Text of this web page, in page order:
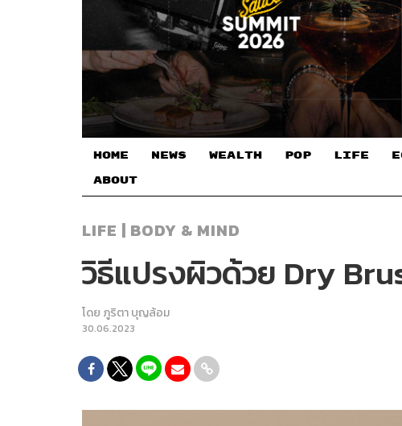
HOME NEWS WEALTH POP LIFE
ABOUT
LIFE | BODY & MIND
วิธีแปรงผิวด้วย Dry
โดย ภูริตา บุญล้อม
30.06.2023